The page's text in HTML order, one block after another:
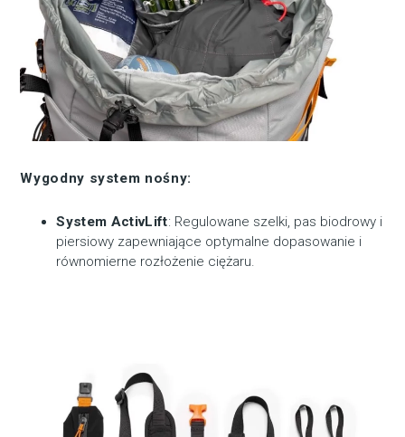
Wygodny system nośny:
System ActivLift: Regulowane szelki, pas biodrowy i
piersiowy zapewniające optymalne dopasowanie i
równomierne rozłożenie ciężaru.